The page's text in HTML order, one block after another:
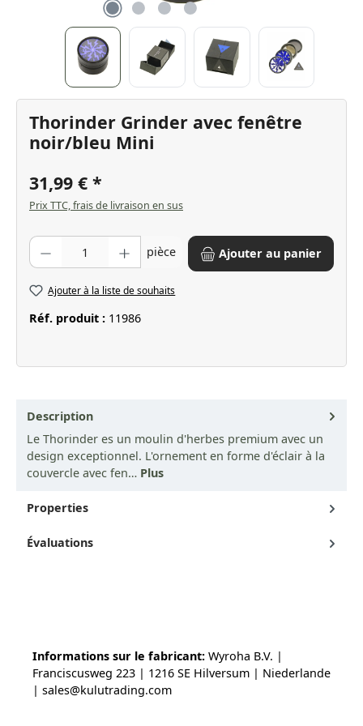
Thorinder Grinder avec fenêtre
noir/bleu Mini
31,99 €
Prix TTC, frais de livraison en sus
Quantité de produit : Entrez la quantité souhaitée ou utilisez les
pièce Ajouter au panier
Ajouter à la liste de souhaits
Réf. produit : 11986
Description
Le Thorinder es un moulin d'herbes premium avec un
design exceptionnel. L'ornement en forme d'éclair à la
couvercle avec fen… Plus
Properties
Évaluations
Informations sur le fabricant: Wyroha B.V. |
Franciscusweg 223 | 1216 SE Hilversum | Niederlande
| sales@kulutrading.com